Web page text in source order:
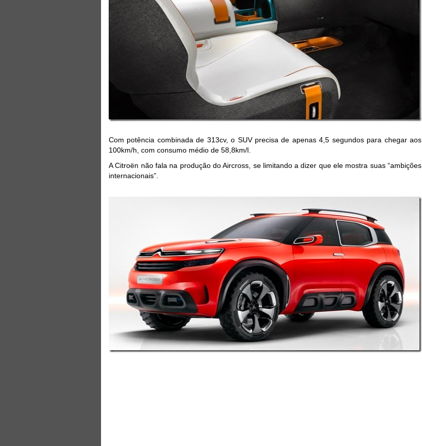
Com potência combinada de 313cv, o SUV precisa de apenas 4,5 segundos para chegar aos
100km/h, com consumo médio de 58,8km/l.
A Citroën não fala na produção do Aircross, se limitando a dizer que ele mostra suas “ambições
internacionais”.